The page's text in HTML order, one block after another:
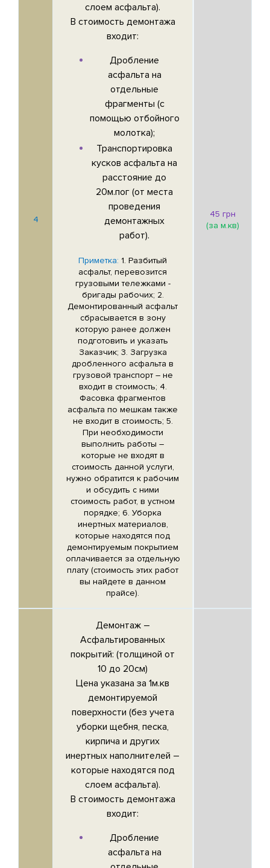
4
слоем асфальта).
В стоимость демонтажа
входит:
Дробление
асфальта на
отдельные
фрагменты (с
помощью отбойного
молотка);
Транспортировка
кусков асфальта на
расстояние до
20м.пог (от места
проведения
демонтажных
работ).
Приметка: 1. Разбитый
асфальт, перевозится
грузовыми тележками -
бригады рабочих; 2.
Демонтированный асфальт
сбрасывается в зону
которую ранее должен
подготовить и указать
Заказчик; 3. Загрузка
дробленного асфальта в
грузовой транспорт – не
входит в стоимость; 4.
Фасовка фрагментов
асфальта по мешкам также
не входит в стоимость; 5.
При необходимости
выполнить работы –
которые не входят в
стоимость данной услуги,
нужно обратится к рабочим
и обсудить с ними
стоимость работ, в устном
порядке; 6. Уборка
инертных материалов,
которые находятся под
демонтируемым покрытием
оплачивается за отдельную
плату (стоимость этих работ
вы найдете в данном
прайсе).
45 грн
(за м.кв)
Демонтаж –
Асфальтированных
покрытий: (толщиной от
10 до 20см)
Цена указана за 1м.кв
демонтируемой
поверхности (без учета
уборки щебня, песка,
кирпича и других
инертных наполнителей –
которые находятся под
слоем асфальта).
В стоимость демонтажа
входит:
Дробление
асфальта на